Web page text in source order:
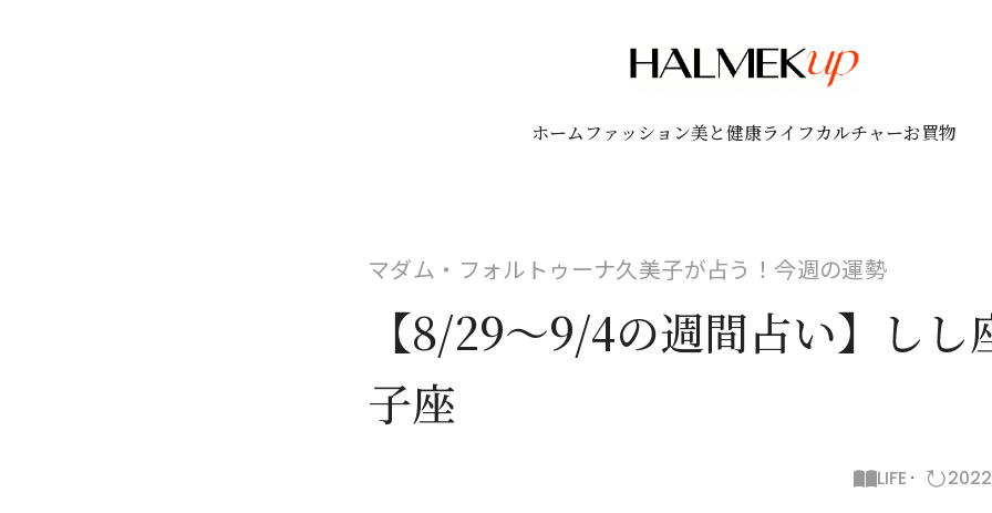
ホーム ファッション美と健康ライフカルチャーお買物
マダム・フォルトゥーナ久美子が占う！今週の運勢
【8/29～9/4の週間占い】しし
子座
LIFE